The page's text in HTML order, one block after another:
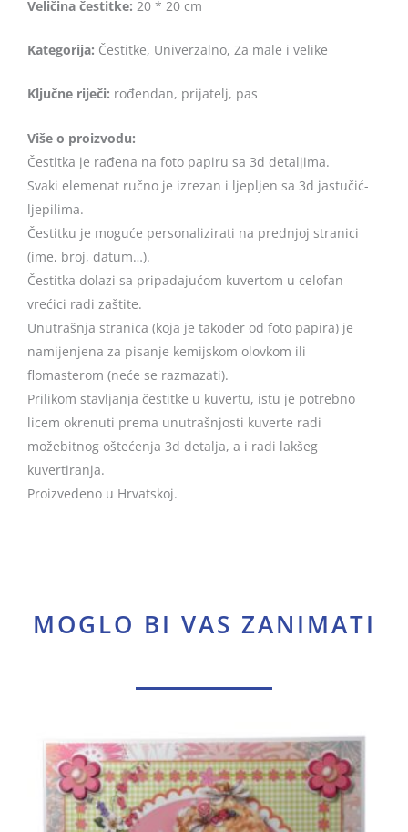
Veličina čestitke: 20 * 20 cm
Kategorija: Čestitke, Univerzalno, Za male i velike
Ključne riječi: rođendan, prijatelj, pas
Više o proizvodu:
Čestitka je rađena na foto papiru sa 3d detaljima.
Svaki elemenat ručno je izrezan i ljepljen sa 3d jastučić-
ljepilima.
Čestitku je moguće personalizirati na prednjoj stranici
(ime, broj, datum…).
Čestitka dolazi sa pripadajućom kuvertom u celofan
vrećici radi zaštite.
Unutrašnja stranica (koja je također od foto papira) je
namijenjena za pisanje kemijskom olovkom ili
flomasterom (neće se razmazati).
Prilikom stavljanja čestitke u kuvertu, istu je potrebno
licem okrenuti prema unutrašnjosti kuverte radi
možebitnog oštećenja 3d detalja, a i radi lakšeg
kuvertiranja.
Proizvedeno u Hrvatskoj.
MOGLO BI VAS ZANIMATI